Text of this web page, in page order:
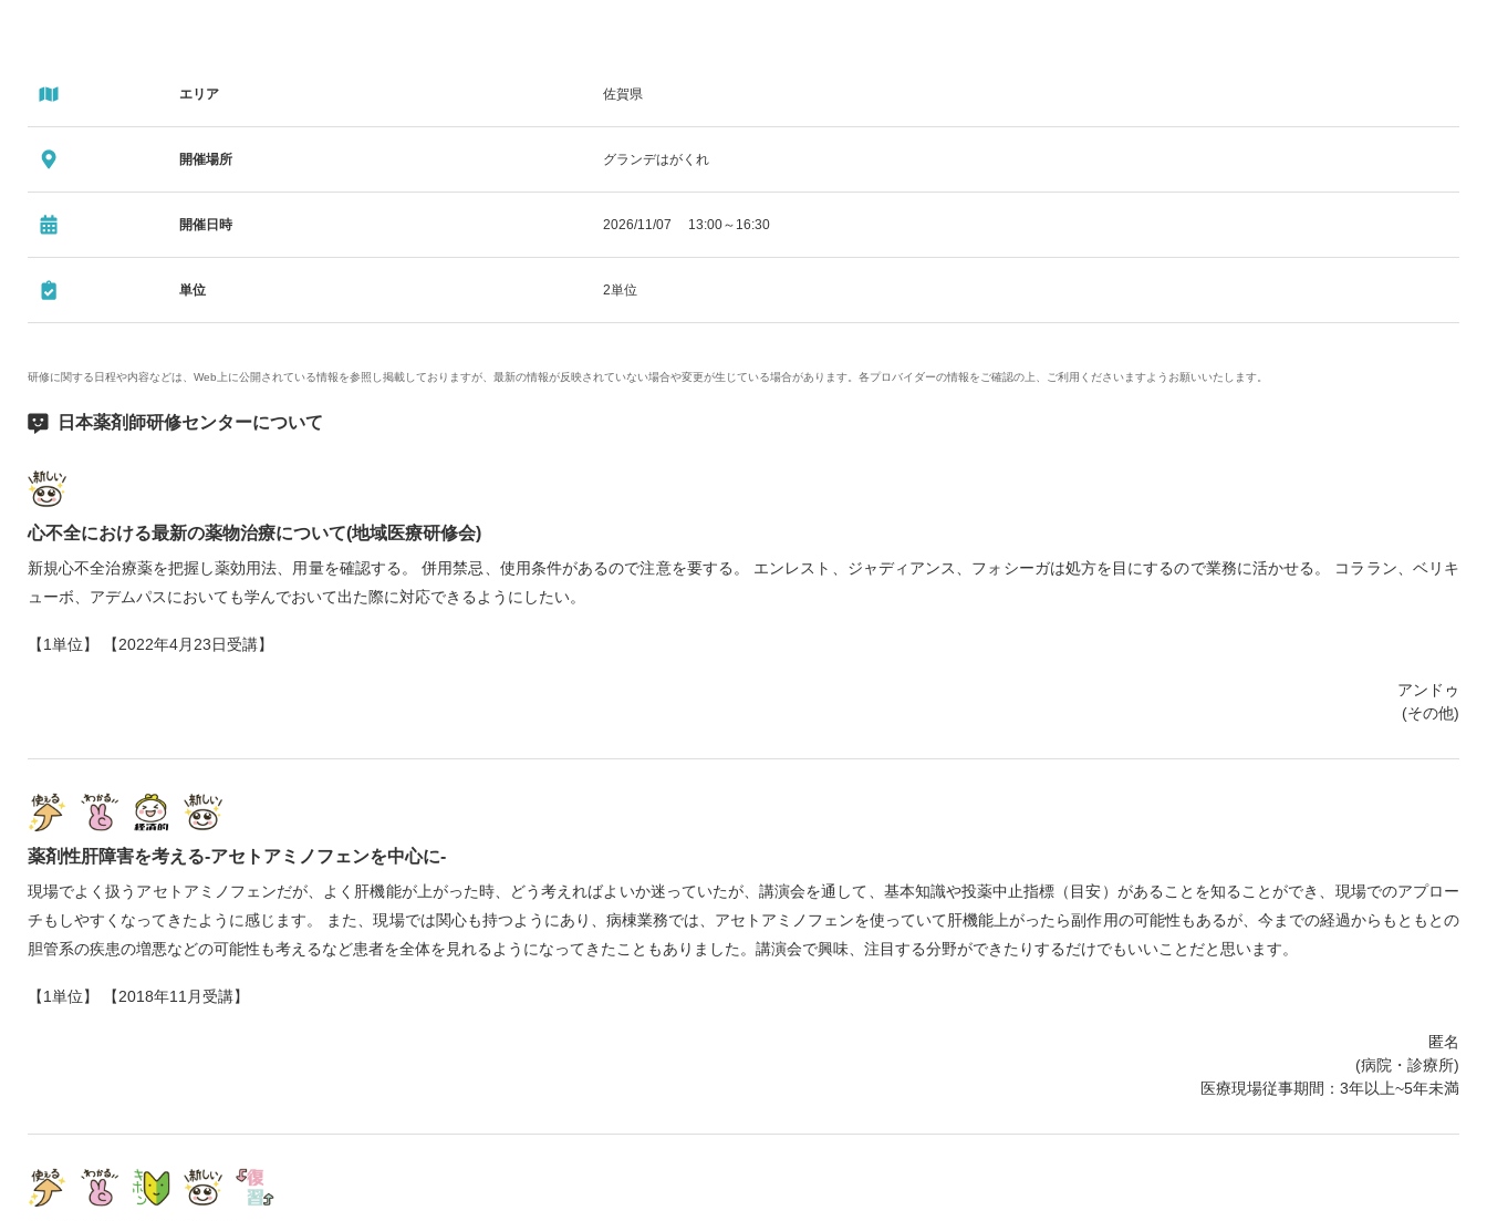
エリア 佐賀県
開催場所 グランデはがくれ
開催日時 2026/11/07 13:00～16:30
単位 2単位
研修に関する日程や内容などは、Web上に公開されている情報を参照し掲載しておりますが、最新の情報が反映されていない場合や変更が生じている場合があります。各プロバイダーの情報をご確認の上、ご利用くださいますようお願いいたします。
日本薬剤師研修センターについて
心不全における最新の薬物治療について(地域医療研修会)
新規心不全治療薬を把握し薬効用法、用量を確認する。 併用禁忌、使用条件があるので注意を要する。 エンレスト、ジャディアンス、フォシーガは処方を目にするので業務に活かせる。 コララン、ベリキ
ューボ、アデムパスにおいても学んでおいて出た際に対応できるようにしたい。
【1単位】 【2022年4月23日受講】
アンドゥ
(その他)
薬剤性肝障害を考える‐アセトアミノフェンを中心に‐
現場でよく扱うアセトアミノフェンだが、よく肝機能が上がった時、どう考えればよいか迷っていたが、講演会を通して、基本知識や投薬中止指標（目安）があることを知ることができ、現場でのアプロー
チもしやすくなってきたように感じます。 また、現場では関心も持つようにあり、病棟業務では、アセトアミノフェンを使っていて肝機能上がったら副作用の可能性もあるが、今までの経過からもともとの
胆管系の疾患の増悪などの可能性も考えるなど患者を全体を見れるようになってきたこともありました。講演会で興味、注目する分野ができたりするだけでもいいことだと思います。
【1単位】 【2018年11月受講】
匿名
(病院・診療所)
医療現場従事期間：3年以上~5年未満